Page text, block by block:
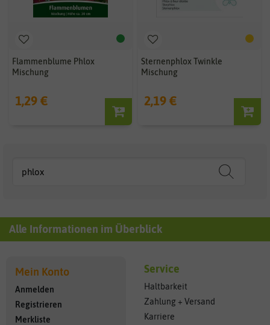
Flammenblume Phlox
Mischung
1,29 €
Sternenphlox Twinkle
Mischung
2,19 €
Alle Informationen im Überblick
Mein Konto
Anmelden
Registrieren
Merkliste
Service
Haltbarkeit
Zahlung + Versand
Karriere